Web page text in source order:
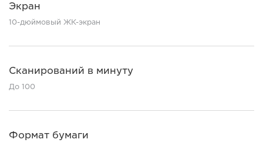
Экран
10-дюймовый ЖК-экран
Сканирований в минуту
До 100
Формат бумаги